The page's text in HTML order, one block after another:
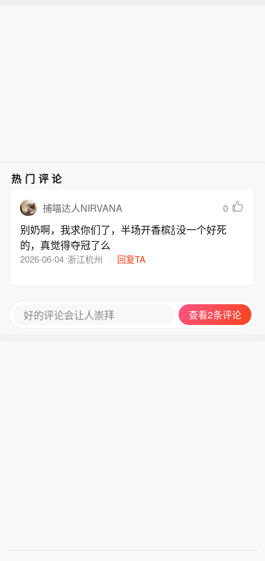
热门评论
捕喵达人NIRVANA 0
别奶啊，我求你们了，半场开香槟🍾没一个好死
的，真觉得夺冠了么
2026-06-04 浙江杭州 回复TA
好的评论会让人崇拜 查看2条评论